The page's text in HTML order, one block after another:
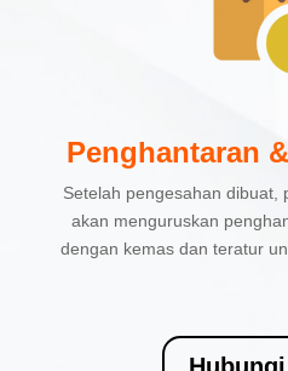
Penghantaran
Setelah pengesahan dibuat,
akan menguruskan
dengan kemas dan teratur